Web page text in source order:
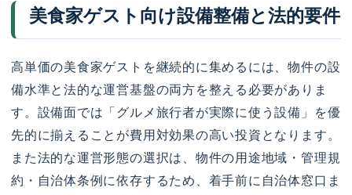
美食家ゲスト向け設備整備と法的要件
高単価の美食家ゲストを継続的に集めるには、物件の設
備水準と法的な運営基盤の両方を整える必要がありま
す。設備面では「グルメ旅行者が実際に使う設備」を優
先的に揃えることが費用対効果の高い投資となります。
また法的な運営形態の選択は、物件の用途地域・管理規
約・自治体条例に依存するため、着手前に自治体窓口ま